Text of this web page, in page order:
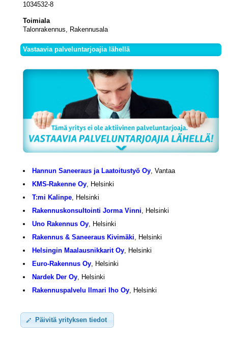
1034532-8
Toimiala
Talonrakennus, Rakennusala
Vastaavia palveluntarjoajia lähellä
Hannun Saneeraus ja Laatoitustyö Oy , Vantaa
KMS-Rakenne Oy , Helsinki
T:mi Kalinpe , Helsinki
Rakennuskonsultointi Jorma Vinni , Helsinki
Uno Rakennus Oy , Helsinki
Rakennus & Saneeraus Kivimäki , Helsinki
Helsingin Maalausnikkarit Oy , Helsinki
Euro-Rakennus Oy , Helsinki
Nardek Der Oy , Helsinki
Rakennuspalvelu Ilmari Iho Oy , Helsinki
Päivitä yrityksen tiedot